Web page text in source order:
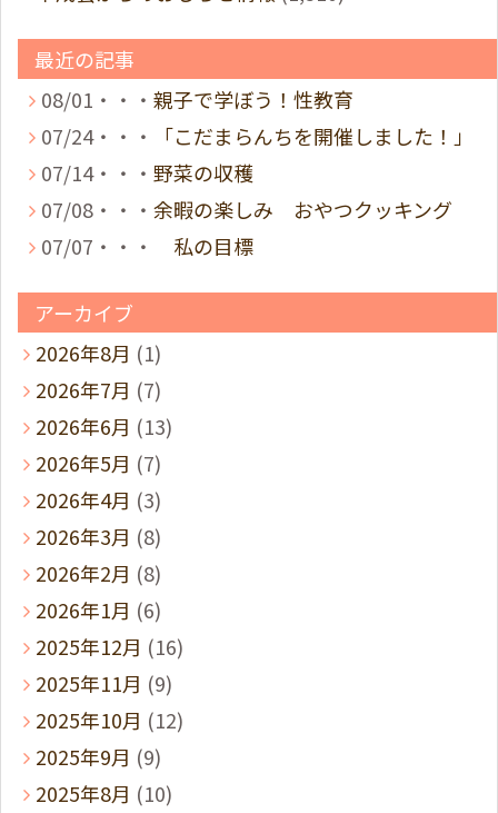
最近の記事
08/01・・・ 親子で学ぼう！性教育
07/24・・・
「こだまらんちを開催しました！」
07/14・・・ 野菜の収穫
07/08・・・ 余暇の楽しみ おやつクッキング
07/07・・・
私の目標
アーカイブ
2026年8月 (1)
2026年7月 (7)
2026年6月 (13)
2026年5月 (7)
2026年4月 (3)
2026年3月 (8)
2026年2月 (8)
2026年1月 (6)
2025年12月 (16)
2025年11月 (9)
2025年10月 (12)
2025年9月 (9)
2025年8月 (10)